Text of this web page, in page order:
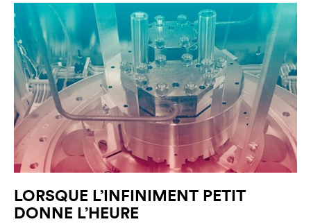
LORSQUE L’INFINIMENT PETIT
DONNE L’HEURE